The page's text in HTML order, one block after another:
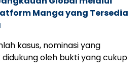
Manga yang Tersedia
kasus, nominasi yang
oleh bukti yang cukup